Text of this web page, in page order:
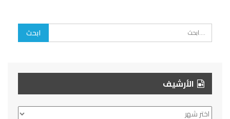
الأرشيف
الأرشيف